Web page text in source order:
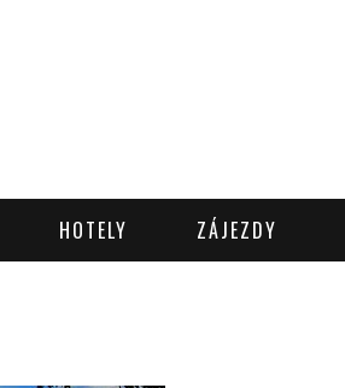
HOTELY ZÁJEZDY